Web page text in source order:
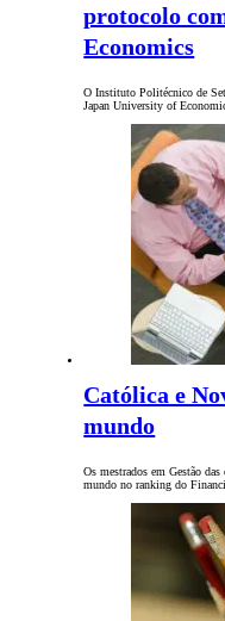
protocolo
Economics
O Instituto Politécnico de
Japan University of
Católica e
mundo
Os mestrados em Gestão
mundo no ranking do